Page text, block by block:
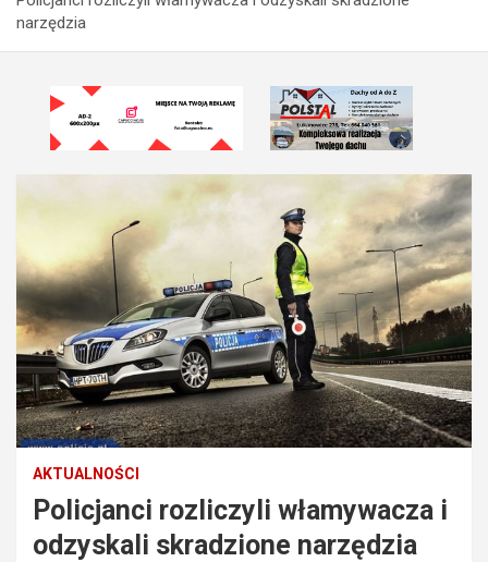
narzędzia
AKTUALNOŚCI
Policjanci rozliczyli włamywacza i
odzyskali skradzione narzędzia